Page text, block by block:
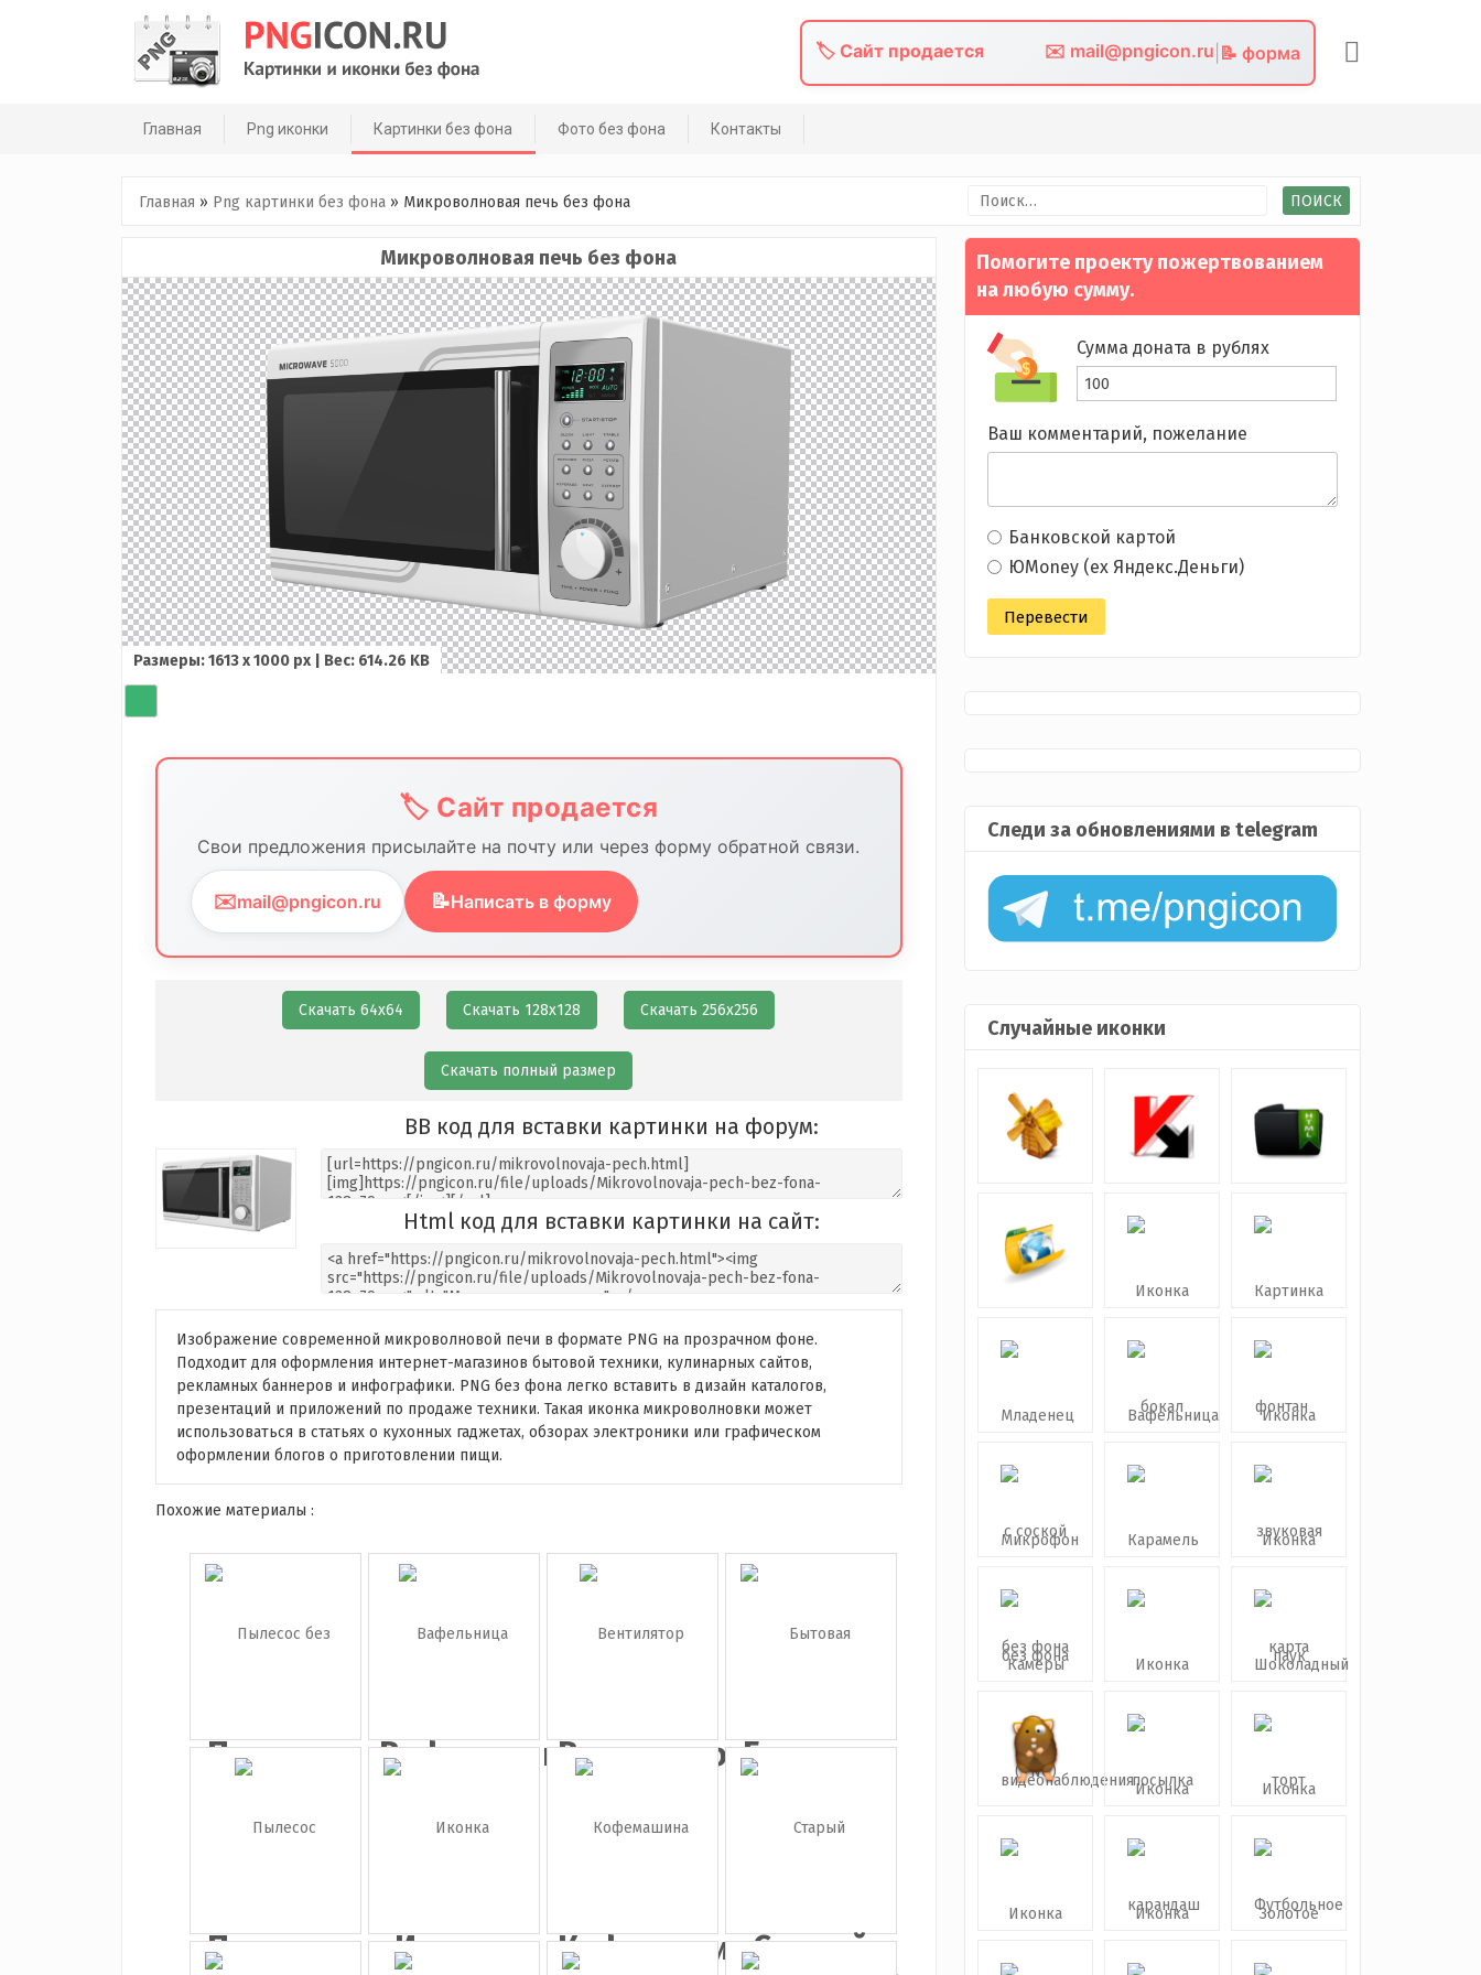
🏷️ Сайт продается ✉️ mail@pngicon.ru 📝 форма
Главная Png иконки Картинки без фона Фото без фона Контакты
Главная » Png картинки без фона» Микроволновая печь без фона Найти:
Микроволновая печь без фона
Размеры: 1613 x 1000 px | Вес: 614.26 KB
🏷️ Сайт продается
Свои предложения присылайте на почту или через форму обратной связи.
✉️mail@pngicon.ru 📝Написать в форму
Скачать 64х64 Скачать 128х128 Скачать 256х256
Скачать полный размер
BB код для вставки картинки на форум:
Html код для вставки картинки на сайт:
Изображение современной микроволновой печи в формате PNG на прозрачном фоне.
Подходит для оформления интернет-магазинов бытовой техники, кулинарных сайтов,
рекламных баннеров и инфографики. PNG без фона легко вставить в дизайн каталогов,
презентаций и приложений по продаже техники. Такая иконка микроволновки может
использоваться в статьях о кухонных гаджетах, обзорах электроники или графическом
оформлении блогов о приготовлении пищи.
Похожие материалы :
Пылесос
без фона
ВафельницаВентиляторБытовая
техника
Пылесос
Иконка
КофемашинаСтарый
Помогите проекту пожертвованием
на любую сумму.
Сумма доната в рублях
Ваш комментарий, пожелание
Банковской картой
ЮMoney (ex Яндекс.Деньги)
Следи за обновлениями в telegram
Случайные иконки